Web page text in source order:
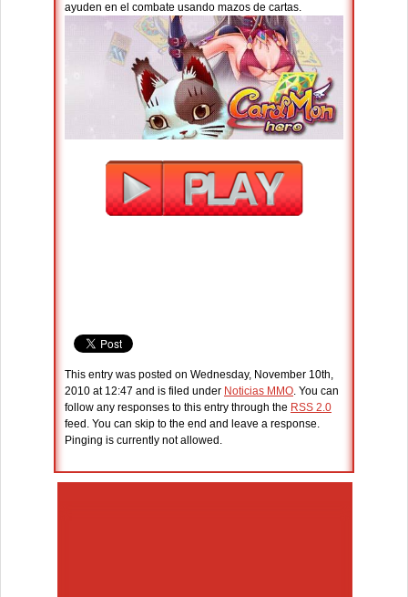
ayuden en el combate usando mazos de cartas.
This entry was posted on Wednesday, November 10th,
2010 at 12:47 and is filed under Noticias MMO. You can
follow any responses to this entry through the RSS 2.0
feed. You can skip to the end and leave a response.
Pinging is currently not allowed.